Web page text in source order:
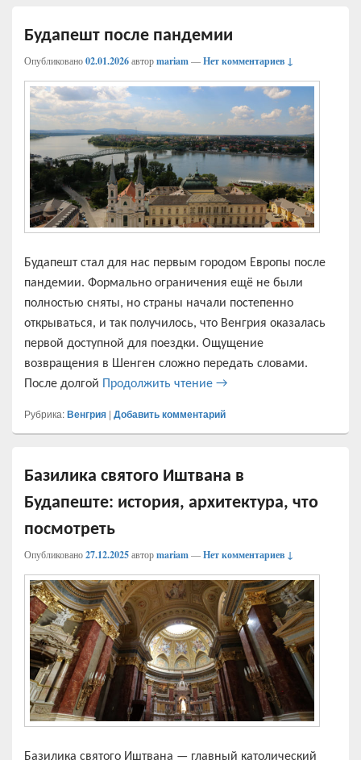
Будапешт после пандемии
Опубликовано02.01.2026авторmariam—Нет комментариев ↓
Будапешт стал для нас первым городом Европы после
пандемии. Формально ограничения ещё не были
полностью сняты, но страны начали постепенно
открываться, и так получилось, что Венгрия оказалась
первой доступной для поездки. Ощущение
возвращения в Шенген сложно передать словами.
После долгой
Продолжить чтение Будапешт после
→
Рубрика:Венгрия | Добавить комментарий
Базилика святого Иштвана в
Будапеште: история, архитектура, что
посмотреть
Опубликовано27.12.2025авторmariam—Нет комментариев ↓
Базилика святого Иштвана — главный католический